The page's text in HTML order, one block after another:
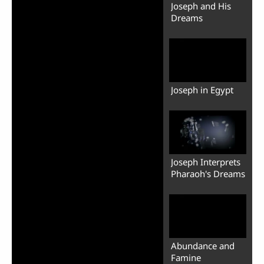
Joseph and His
Dreams
Joseph in Egypt
Joseph Interprets
Pharaoh's Dreams
Abundance and
Famine